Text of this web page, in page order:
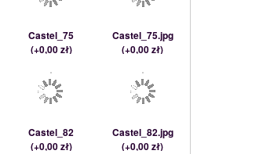
Castel_75
(+0,00 zł)
Castel_75.jpg
(+0,00 zł)
Castel_82
(+0,00 zł)
Castel_82.jpg
(+0,00 zł)